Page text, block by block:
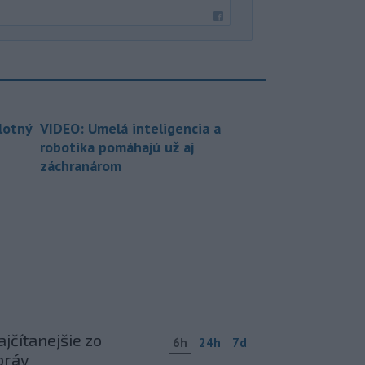
VIDEO: Umelá inteligencia a
robotika pomáhajú už aj
záchranárom
zo
6h 24h 7d